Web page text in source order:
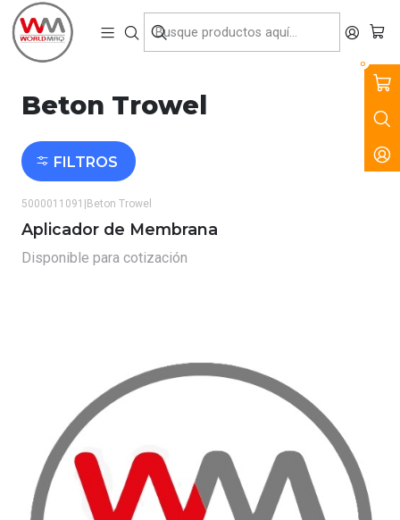
0
VENTA, ARRIENDO Y SERVICIO DE MAQUINARIA PARA LA
CONSTRUCCIÓN, MINERÍA E INDUSTRIA.
Inicio Marcas Beton Trowel
Beton Trowel
FILTROS
5000011091 Beton Trowel
Aplicador de Membrana
Disponible para cotización